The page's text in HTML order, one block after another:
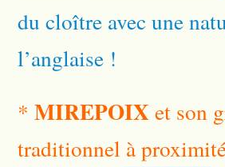
du cloître avec une
l’anglaise !
* MIREPOIX et son
traditionnel à